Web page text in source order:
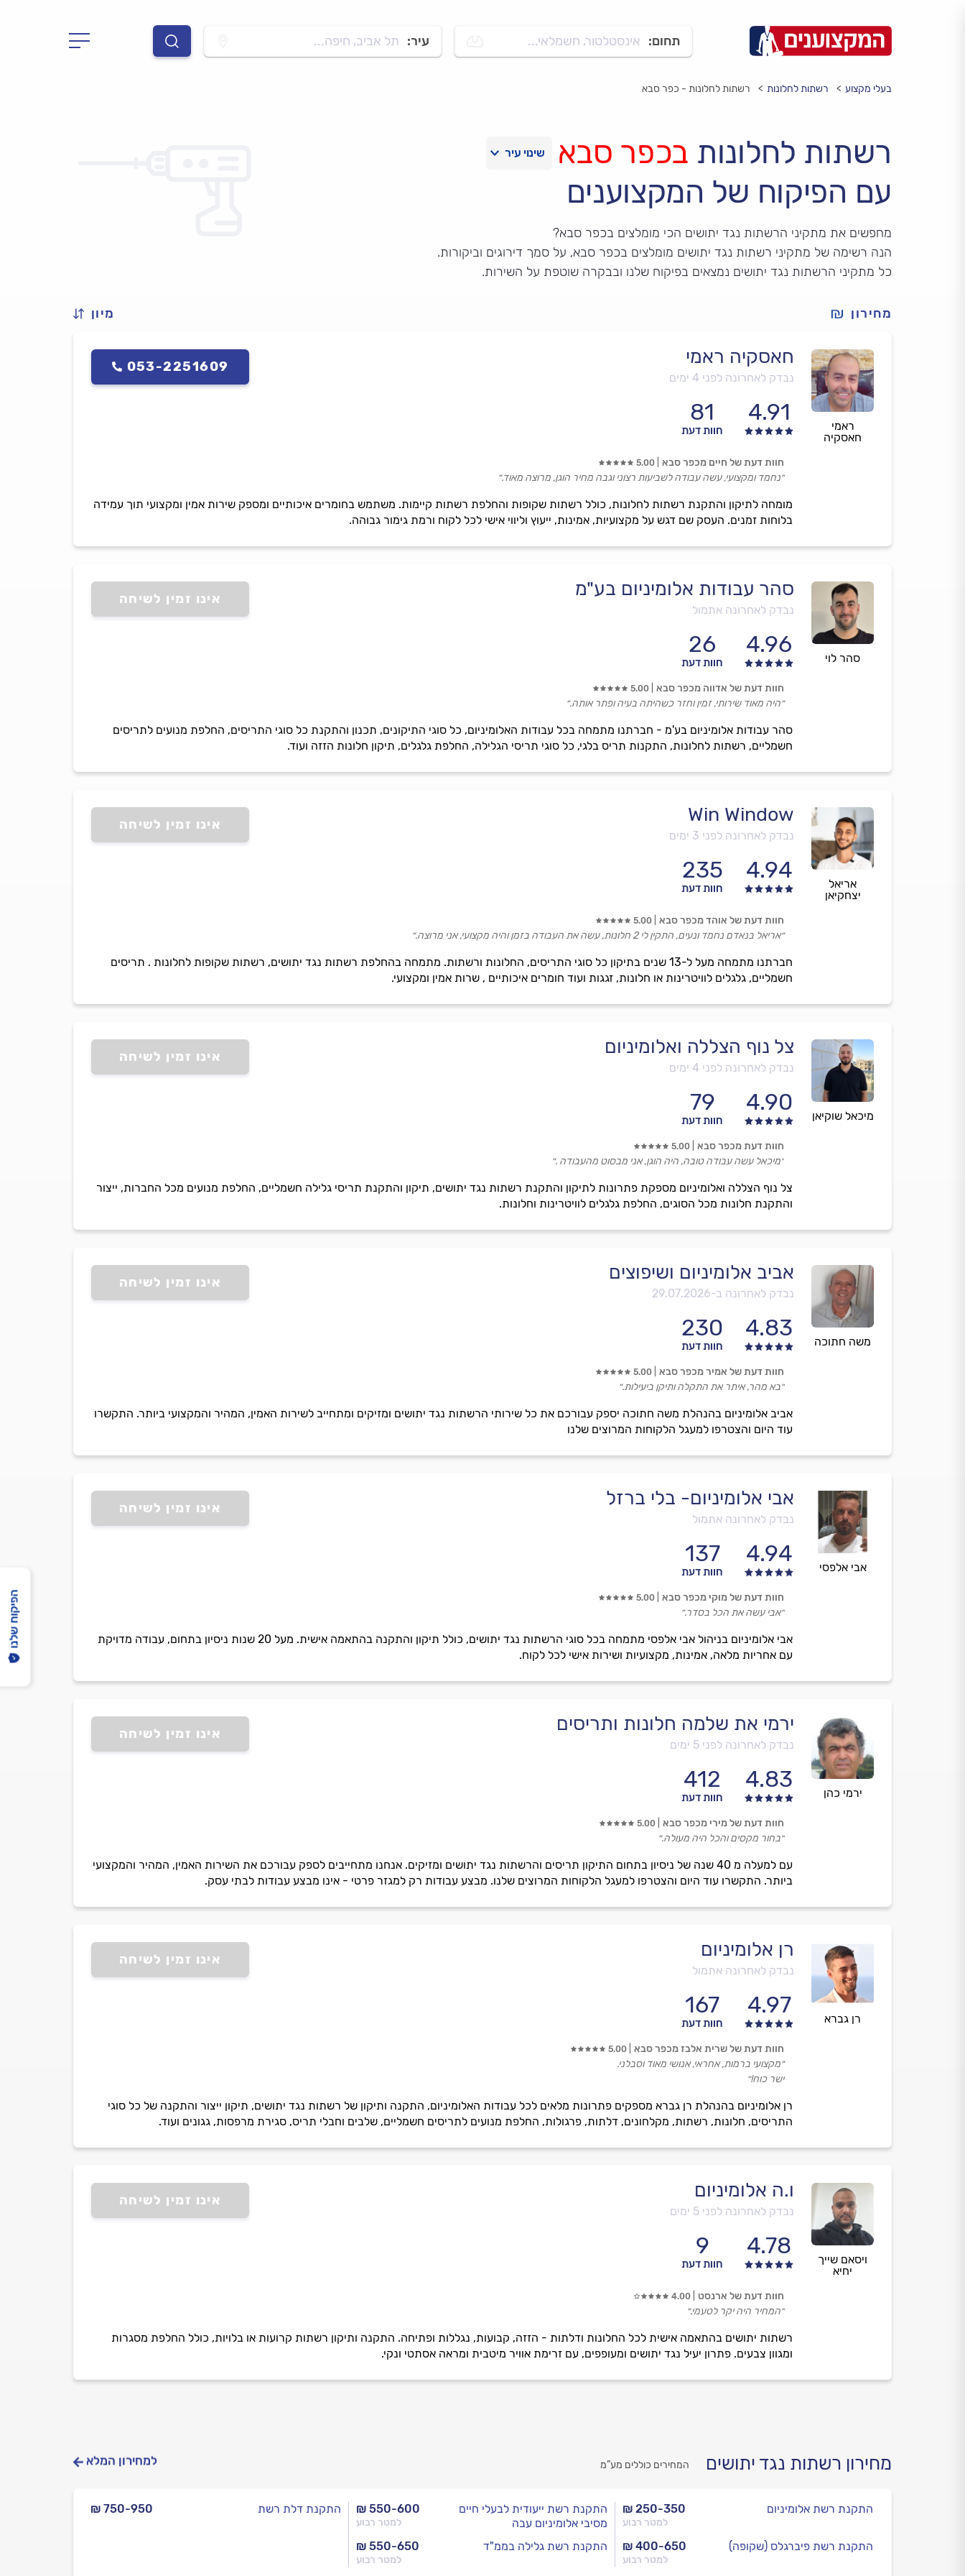
תחום: אינסטלטור, חשמלאי... עיר: תל אביב, חיפה...
בעלי מקצוע רשתות לחלונות רשתות לחלונות - כפר סבא
רשתות לחלונות בכפר סבא
עם הפיקוח של המקצוענים
מחפשים את מתקיני הרשתות נגד יתושים הכי מומלצים בכפר סבא?
הנה רשימה של מתקיני רשתות נגד יתושים מומלצים בכפר סבא, על סמך דירוגים וביקורות.
כל מתקיני הרשתות נגד יתושים נמצאים בפיקוח שלנו ובבקרה שוטפת על השירות.
מחירון מיון
ראמי
חאסקיה
חאסקיה ראמי
נבדק לאחרונה לפני 4 ימים
4.91
81
חוות דעת
053-2251609
מומחה לתיקון והתקנת רשתות לחלונות, כולל רשתות שקופות והחלפת רשתות קיימות. משתמש בחומרים איכותיים ומספק שירות אמין ומקצועי תוך עמידה
בלוחות זמנים. העסק שם דגש על מקצועיות, אמינות, ייעוץ וליווי אישי לכל לקוח ורמת גימור גבוהה.
חוות דעת של חיים מכפר סבא 5.00
״נחמד ומקצועי, עשה עבודה לשביעות רצוני וגבה מחיר הוגן, מרוצה מאוד.״
סהר לוי
סהר עבודות אלומיניום בע"מ
נבדק לאחרונה אתמול
4.96
26
חוות דעת
אינו זמין לשיחה
סהר עבודות אלומיניום בע'מ - חברתנו מתמחה בכל עבודות האלומיניום, כל סוגי התיקונים, תכנון והתקנת כל סוגי התריסים, החלפת מנועים לתריסים
חשמליים, רשתות לחלונות, התקנות תריס בלגי, כל סוגי תריסי הגלילה, החלפת גלגלים, תיקון חלונות הזזה ועוד.
חוות דעת של אדווה מכפר סבא 5.00
״היה מאוד שירותי, זמין וחזר כשהיתה בעיה ופתר אותה.״
אריאל
יצחקיאן
Win Window
נבדק לאחרונה לפני 3 ימים
4.94
235
חוות דעת
אינו זמין לשיחה
חברתנו מתמחה מעל ל-13 שנים בתיקון כל סוגי התריסים, החלונות ורשתות. מתמחה בהחלפת רשתות נגד יתושים, רשתות שקופות לחלונות . תריסים
חשמליים, גלגלים לוויטרינות או חלונות, זגגות ועוד חומרים איכותיים , שרות אמין ומקצועי.
חוות דעת של אוהד מכפר סבא 5.00
״אריאל בנאדם נחמד ונעים, התקין לי 2 חלונות, עשה את העבודה בזמן והיה מקצועי, אני מרוצה.״
מיכאל שוקיאן
צל נוף הצללה ואלומיניום
נבדק לאחרונה לפני 4 ימים
4.90
79
חוות דעת
אינו זמין לשיחה
צל נוף הצללה ואלומיניום מספקת פתרונות לתיקון והתקנת רשתות נגד יתושים, תיקון והתקנת תריסי גלילה חשמליים, החלפת מנועים מכל החברות, ייצור
והתקנת חלונות מכל הסוגים, החלפת גלגלים לוויטרינות וחלונות.
חוות דעת מכפר סבא 5.00
״מיכאל עשה עבודה טובה, היה הוגן, אני מבסוט מהעבודה .״
משה חתוכה
אביב אלומיניום ושיפוצים
נבדק לאחרונה ב-29.07.2026
4.83
230
חוות דעת
אינו זמין לשיחה
אביב אלומיניום בהנהלת משה חתוכה יספק עבורכם את כל שירותי הרשתות נגד יתושים ומזיקים ומתחייב לשירות האמין, המהיר והמקצועי ביותר. התקשרו
עוד היום והצטרפו למעגל הלקוחות המרוצים שלנו
חוות דעת של אמיר מכפר סבא 5.00
״בא מהר, איתר את התקלה ותיקן ביעילות.״
אבי אלפסי
אבי אלומיניום- בלי ברזל
נבדק לאחרונה אתמול
4.94
137
חוות דעת
אינו זמין לשיחה
אבי אלומיניום בניהול אבי אלפסי מתמחה בכל סוגי הרשתות נגד יתושים, כולל תיקון והתקנה בהתאמה אישית. מעל 20 שנות ניסיון בתחום, עבודה מדויקת
עם אחריות מלאה, אמינות, מקצועיות ושירות אישי לכל לקוח.
חוות דעת של מוקי מכפר סבא 5.00
״אבי עשה את הכל בסדר.״
ירמי כהן
ירמי את שלמה חלונות ותריסים
נבדק לאחרונה לפני 5 ימים
4.83
412
חוות דעת
אינו זמין לשיחה
עם למעלה מ 40 שנה של ניסיון בתחום התיקון תריסים והרשתות נגד יתושים ומזיקים. אנחנו מתחייבים לספק עבורכם את השירות האמין, המהיר והמקצועי
ביותר. התקשרו עוד היום והצטרפו למעגל הלקוחות המרוצים שלנו. מבצע עבודות רק למגזר פרטי - אינו מבצע עבודות לבתי עסק.
חוות דעת של מירי מכפר סבא 5.00
״בחור מקסים והכל היה מעולה.״
רן גברא
רן אלומיניום
נבדק לאחרונה אתמול
4.97
167
חוות דעת
אינו זמין לשיחה
רן אלומיניום בהנהלת רן גברא מספקים פתרונות מלאים לכל עבודות האלומיניום, התקנה ותיקון של רשתות נגד יתושים, תיקון ייצור והתקנה של כל סוגי
התריסים, חלונות, רשתות, מקלחונים, דלתות, פרגולות, החלפת מנועים לתריסים חשמליים, שלבים וחבלי תריס, סגירת מרפסות, גגונים ועוד.
חוות דעת של שרית אלבז מכפר סבא 5.00
״מקצועי ברמות, אחראי, אנושי מאוד וסבלני.
ישר כוח!״
ויסאם שייך
יחיא
ו.ה אלומיניום
נבדק לאחרונה לפני 5 ימים
4.78
9
חוות דעת
אינו זמין לשיחה
רשתות יתושים בהתאמה אישית לכל החלונות ודלתות - הזזה, קבועות, נגללות ופתיחה. התקנה ותיקון רשתות קרועות או בלויות, כולל החלפת מסגרות
ומגוון צבעים. פתרון יעיל נגד יתושים ומעופפים, עם זרימת אוויר מיטבית ומראה אסתטי ונקי.
חוות דעת של ארנסט 4.00
״המחיר היה יקר לטעמי.״
מחירון רשתות נגד יתושים המחירים כוללים מע”מ למחירון המלא
₪ 250-350
למטר רבוע
התקנת רשת אלומיניום
₪ 400-650
למטר רבוע
התקנת רשת פיברגלס (שקופה)
₪ 550-600
למטר רבוע
התקנת רשת ייעודית לבעלי חיים
מסיבי אלומיניום עבה
₪ 550-650
למטר רבוע
התקנת רשת גלילה בממ"ד
₪ 750-950 התקנת דלת רשת
הפיקוח שלנו